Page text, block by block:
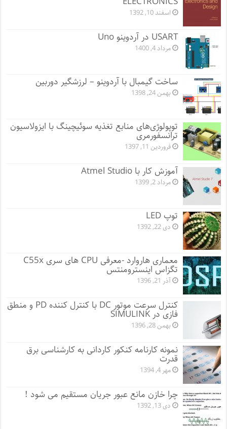
اسفند 10, 1392
USART در آردوینو Uno
مرداد 4, 1400
ساخت گیمبال با آردوینو – لرزشگیر دوربین
بهمن 24, 1398
توپولوژی‌های منابع تغذیه سوئیچینگ با ایزولاسیون
ترانسفورمری
فروردین 11, 1397
آموزش کار با Atmel Studio
مرداد 2, 1399
توپ LED
دی 22, 1392
معماری هاروارد -معرفی CPU های سری C55x
تگزاس اینسترومنتس
آذر 21, 1396
کنترل سرعت موتور DC با کنترل کننده PD و منطق
فازی در SIMULINK
بهمن 28, 1396
نمونه کارنامه کنکور کاردانی به کارشناسی برق
قدرت
مهر 4, 1394
چرا خازن مانع عبور جریان مستقیم می شود !
دی 13, 1392